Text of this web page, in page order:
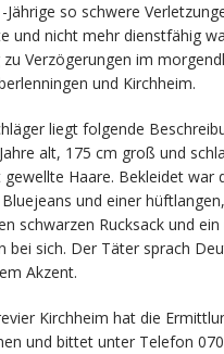
so schwere
und nicht mehr dienstfähig
Verzögerungen im
und Kirchheim.
liegt folgende
alt, 175 cm groß und
gewellte Haare. Bekleidet war
und einer
schwarzen Rucksack und
bei sich. Der Täter sprach
Akzent.
Kirchheim hat die
und bittet unter Telefon